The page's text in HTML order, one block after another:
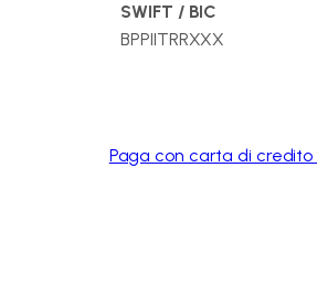
SWIFT / BIC
BPPIITRRXXX
Paga con carta di credito